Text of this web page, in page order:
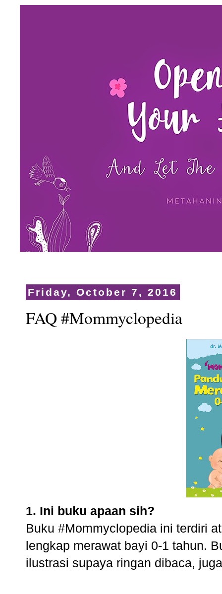
Friday, October 7, 2016
FAQ #Mommyclopedia
1. Ini buku apaan sih?
Buku #Mommyclopedia ini terdiri
lengkap merawat bayi 0-1 tahun.
ilustrasi supaya ringan dibaca,